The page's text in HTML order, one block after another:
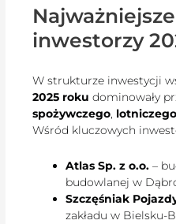
inwestorzy
W strukturze inwestycji
2025 roku dominowały
spożywczego, lotniczego
Wśród kluczowych
Atlas Sp. z o.o. –
budowlanej w
Szczęśniak
zakładu w Bielsku-